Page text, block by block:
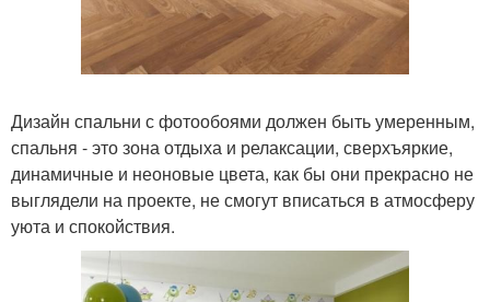
Дизайн спальни с фотообоями должен быть умеренным,
спальня - это зона отдыха и релаксации, сверхъяркие,
динамичные и неоновые цвета, как бы они прекрасно не
выглядели на проекте, не смогут вписаться в атмосферу
уюта и спокойствия.